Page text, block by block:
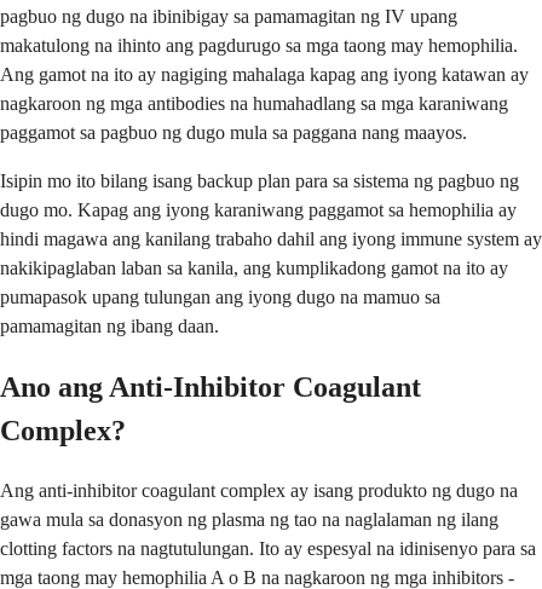
pagbuo ng dugo na ibinibigay sa pamamagitan ng IV upang
makatulong na ihinto ang pagdurugo sa mga taong may hemophilia.
Ang gamot na ito ay nagiging mahalaga kapag ang iyong katawan ay
nagkaroon ng mga antibodies na humahadlang sa mga karaniwang
paggamot sa pagbuo ng dugo mula sa paggana nang maayos.
Isipin mo ito bilang isang backup plan para sa sistema ng pagbuo ng
dugo mo. Kapag ang iyong karaniwang paggamot sa hemophilia ay
hindi magawa ang kanilang trabaho dahil ang iyong immune system ay
nakikipaglaban laban sa kanila, ang kumplikadong gamot na ito ay
pumapasok upang tulungan ang iyong dugo na mamuo sa
pamamagitan ng ibang daan.
Ano ang Anti-Inhibitor Coagulant
Complex?
Ang anti-inhibitor coagulant complex ay isang produkto ng dugo na
gawa mula sa donasyon ng plasma ng tao na naglalaman ng ilang
clotting factors na nagtutulungan. Ito ay espesyal na idinisenyo para sa
mga taong may hemophilia A o B na nagkaroon ng mga inhibitors -